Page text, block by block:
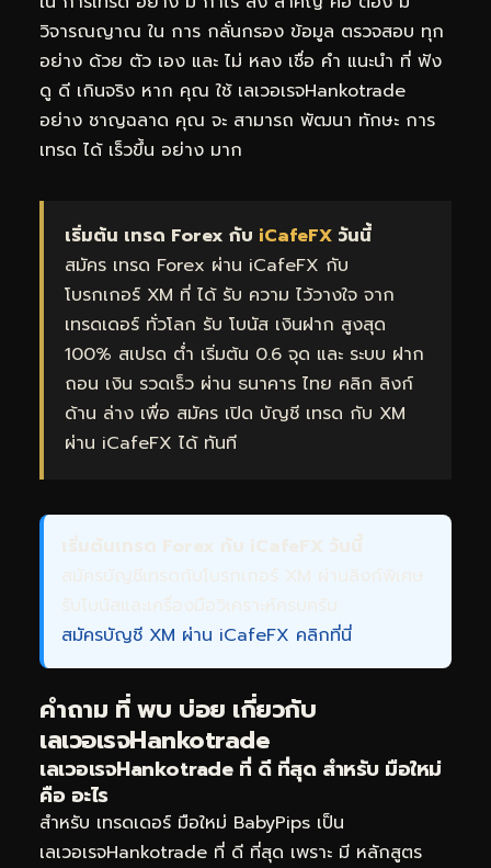
วิจารณญาณ ใน การ กลั่นกรอง ข้อมูล ตรวจสอบ ทุก
อย่าง ด้วย ตัว เอง และ ไม่ หลง เชื่อ คำ แนะนำ ที่ ฟัง
ดู ดี เกินจริง หาก คุณ ใช้ เลเวอเรจHankotrade
อย่าง ชาญฉลาด คุณ จะ สามารถ พัฒนา ทักษะ การ
เทรด ได้ เร็วขึ้น อย่าง มาก
เริ่มต้น เทรด Forex กับ iCafeFX วันนี้
สมัคร เทรด Forex ผ่าน iCafeFX กับ
โบรกเกอร์ XM ที่ ได้ รับ ความ ไว้วางใจ จาก
เทรดเดอร์ ทั่วโลก รับ โบนัส เงินฝาก สูงสุด
100% สเปรด ต่ำ เริ่มต้น 0.6 จุด และ ระบบ ฝาก
ถอน เงิน รวดเร็ว ผ่าน ธนาคาร ไทย คลิก ลิงก์
ด้าน ล่าง เพื่อ สมัคร เปิด บัญชี เทรด กับ XM
ผ่าน iCafeFX ได้ ทันที
เริ่มต้นเทรด Forex กับ iCafeFX วันนี้
สมัครบัญชีเทรดกับโบรกเกอร์ XM ผ่านลิงก์พิเศษ
รับโบนัสและเครื่องมือวิเคราะห์ครบครัน
สมัครบัญชี XM ผ่าน iCafeFX คลิกที่นี่
คำถาม ที่ พบ บ่อย เกี่ยวกับ
เลเวอเรจHankotrade
เลเวอเรจHankotrade ที่ ดี ที่สุด สำหรับ มือใหม่
คือ อะไร
สำหรับ เทรดเดอร์ มือใหม่ BabyPips เป็น
เลเวอเรจHankotrade ที่ ดี ที่สุด เพราะ มี หลักสูตร